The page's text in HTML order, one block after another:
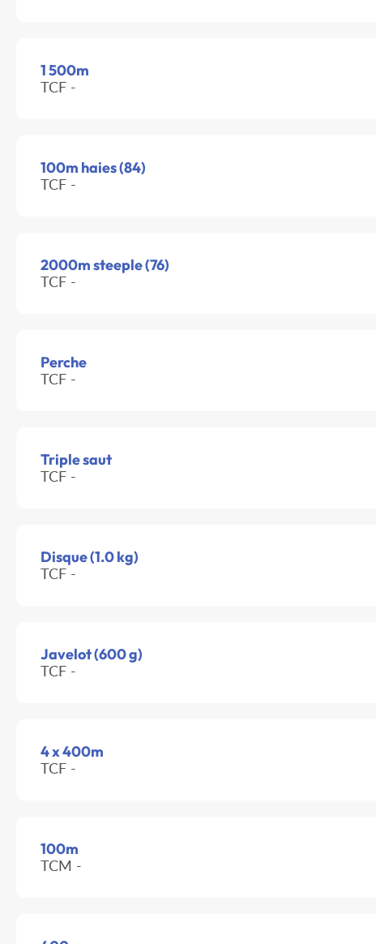
1 500m
TCF -
100m haies (84)
TCF -
2000m steeple (76)
TCF -
Perche
TCF -
Triple saut
TCF -
Disque (1.0 kg)
TCF -
Javelot (600 g)
TCF -
4 x 400m
TCF -
100m
TCM -